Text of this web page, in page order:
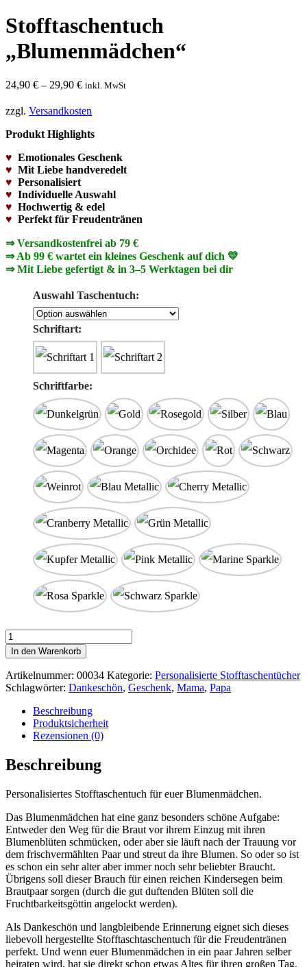
Stofftaschentuch
„Blumenmädchen“
24,90 € – 29,90 € inkl. MwSt
zzgl. Versandkosten
Produkt Highlights
♥ Emotionales Geschenk
♥ Mit Liebe handveredelt
♥ Personalisiert
♥ Individuelle Auswahl
♥ Hochwertig & edel
♥ Perfekt für Freudentränen
⇒ Versandkostenfrei ab 79 €
⇒ Ab 99 € wartet ein kleines Geschenk auf dich 💛
⇒ Mit Liebe gefertigt & in 3–5 Werktagen bei dir
Auswahl Taschentuch:
Schriftart:
Schriftfarbe:
Stofftaschentuch
"Blumenmädchen"
Menge
In den Warenkorb
Artikelnummer: 00034 Kategorie: Personalisierte Stofftaschentücher
Schlagwörter: Dankeschön, Geschenk, Mama, Papa
Beschreibung
Produktsicherheit
Rezensionen (0)
Beschreibung
Personalisiertes Stofftaschentuch für euer Blumenmädchen.
Das Blumenmädchen hat eine ganz besonders schöne Aufgabe:
Entweder den Weg für die Braut vor ihrem Einzug mit ihren
Blumenblüten schmücken, oder aber sie läuft nach der Trauung vor
dem frischvermählten Paar und streut da ihre Blumen. So oder so ist
es schon ein sehr alter aber immer noch sehr beliebter Braucht.
Übrigens soll dieser Brauch für einen reichen Kindersegen beim
Brautpaar sorgen (durch die gut duftenden Blüten soll die
Fruchtbarkeitsgöttin angelockt werden).
Als Dankeschön und langbleibende Erinnerung eignet sich dieses
liebevoll hergestellte Stofftaschtaschentuch für die Freudentränen
perfekt. Und wenn euer Blumenmädchen in ein paar Jahren selber
heiraten wird, hat sie direkt schon etwas Altes für ihren großen Tag.